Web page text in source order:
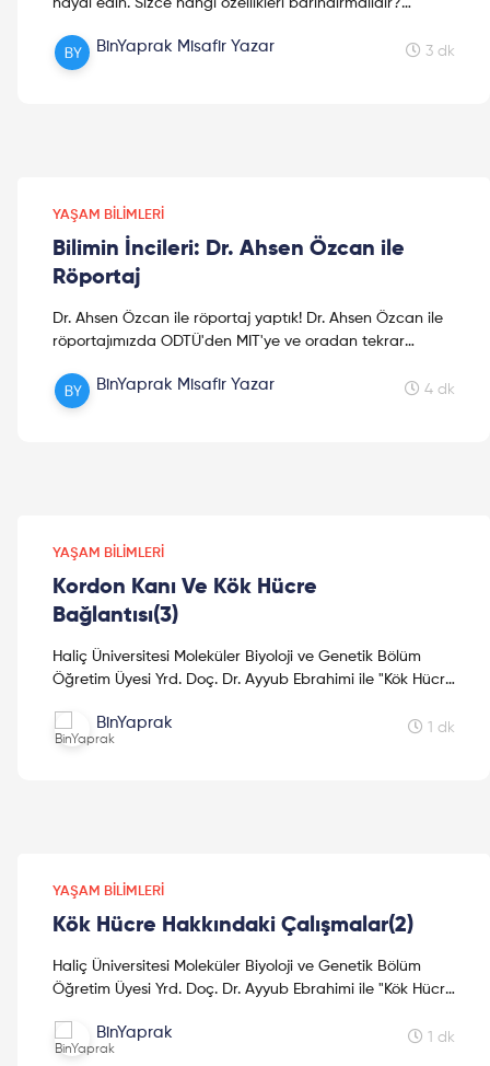
Güncel gelişmelerin ayrıntıları yazının devamında!
BinYaprak Misafir Yazar 3 dk
YAŞAM BILIMLERI
Bilimin İncileri: Dr. Ahsen Özcan ile
Röportaj
Dr. Ahsen Özcan ile röportaj yaptık! Dr. Ahsen Özcan ile
röportajımızda ODTÜ'den MIT'ye ve oradan tekrar
kariyerindeki dönüm noktalarını ve çok daha fazlasını
konuştuk! Keyifli okumalar.
BinYaprak Misafir Yazar 4 dk
YAŞAM BILIMLERI
Kordon Kanı Ve Kök Hücre
Bağlantısı(3)
Haliç Üniversitesi Moleküler Biyoloji ve Genetik Bölüm
Öğretim Üyesi Yrd. Doç. Dr. Ayyub Ebrahimi ile "Kök Hücre
BinYaprak 1 dk
YAŞAM BILIMLERI
Kök Hücre Hakkındaki Çalışmalar(2)
Haliç Üniversitesi Moleküler Biyoloji ve Genetik Bölüm
Öğretim Üyesi Yrd. Doç. Dr. Ayyub Ebrahimi ile "Kök Hücre
BinYaprak 1 dk